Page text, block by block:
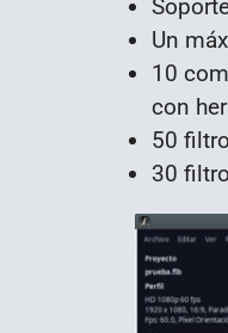
Un
10
con
50
30